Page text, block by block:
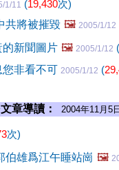
1/11 (19,430次)
共將被摧毀 🖼️ 2005/1/12
新聞圖片 🖼️ 2005/1/12 (
非看不可 2005/1/12 (
章導讀： 2004年11月5日
次)
伯雄爲江午睡站崗 🖼️